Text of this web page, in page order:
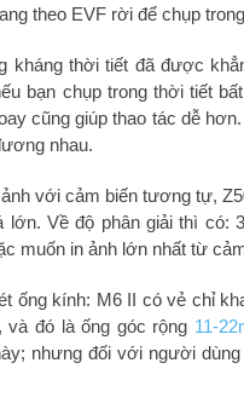
theo EVF rời để chụp
kháng thời tiết đã được
bạn chụp trong thời tiết
cũng giúp thao tác dễ
nhau.
với cảm biến tương tự,
lớn. Về độ phân giải thì có:
muốn in ảnh lớn nhất từ
ống kính: M6 II có vẻ chỉ
đó là ống góc rộng 11-
nhưng đối với người